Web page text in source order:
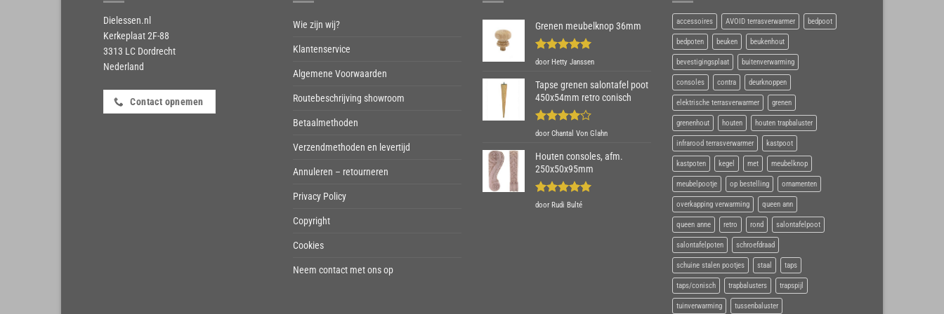
Dielessen.nl
Kerkeplaat 2F-88
3313 LC Dordrecht
Nederland
Contact opnemen
Wie zijn wij?
Klantenservice
Algemene Voorwaarden
Routebeschrijving showroom
Betaalmethoden
Verzendmethoden en levertijd
Annuleren – retourneren
Privacy Policy
Copyright
Cookies
Neem contact met ons op
Grenen meubelknop 36mm
Gewaardeerd
door Hetty Janssen
Tapse grenen salontafel poot
450x54mm retro conisch
Gewaardeerd
door Chantal Von Glahn
Houten consoles, afm.
250x50x95mm
Gewaardeerd
door Rudi Bulté
accessoires AVOID terrasverwarmer bedpoot
bedpoten beuken beukenhout
bevestigingsplaat buitenverwarming
consoles contra deurknoppen
elektrische terrasverwarmer grenen
grenenhout houten houten trapbaluster
infrarood terrasverwarmer kastpoot
kastpoten kegel met meubelknop
meubelpootje op bestelling ornamenten
overkapping verwarming queen ann
queen anne retro rond salontafelpoot
salontafelpoten schroefdraad
schuine stalen pootjes staal taps
taps/conisch trapbalusters trapspijl
tuinverwarming tussenbaluster